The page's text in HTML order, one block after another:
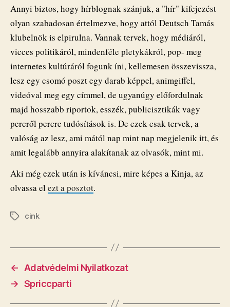
Annyi biztos, hogy hírblognak szánjuk, a "hír" kifejezést
olyan szabadosan értelmezve, hogy attól Deutsch Tamás
klubelnök is elpirulna. Vannak tervek, hogy médiáról,
vicces politikáról, mindenféle pletykákról, pop- meg
internetes kultúráról fogunk íni, kellemesen összevissza,
lesz egy csomó poszt egy darab képpel, animgiffel,
videóval meg egy címmel, de ugyanúgy előfordulnak
majd hosszabb riportok, esszék, publicisztikák vagy
percről percre tudósítások is. De ezek csak tervek, a
valóság az lesz, ami mától nap mint nap megjelenik itt, és
amit legalább annyira alakítanak az olvasók, mint mi.
Aki még ezek után is kíváncsi, mire képes a Kinja, az
olvassa el ezt a posztot.
Címkék
cink
←
Adatvédelmi Nyilatkozat
→ Spriccparti